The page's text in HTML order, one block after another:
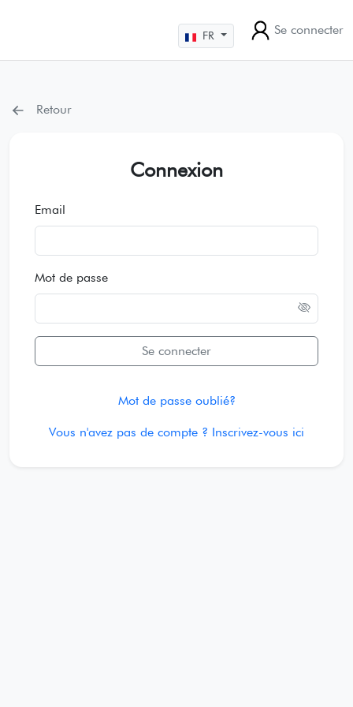
FR Se connecter
Retour
Connexion
Email
Mot de passe
Se connecter
Mot de passe oublié?
Vous n'avez pas de compte ? Inscrivez-vous ici